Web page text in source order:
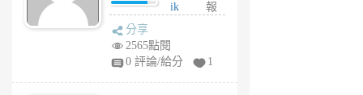
ik
tu
報
分享
2565點閱
0 評論/給分
1